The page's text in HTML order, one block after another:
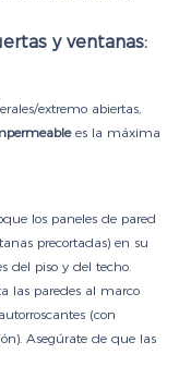
y ventanas:
extremo abiertas,
es la máxima
los paneles de pared
precortadas) en su
del piso y del techo.
las paredes al marco
(con
Asegúrate de que las